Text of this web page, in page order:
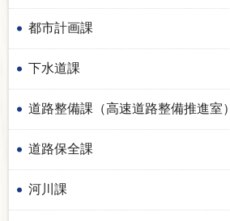
都市計画課
下水道課
道路整備課（高速道路整備推進室）
道路保全課
河川課